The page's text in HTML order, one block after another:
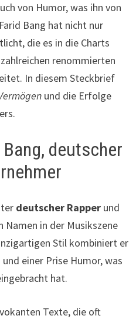
von Humor, was ihn von
Bang hat nicht nur
die es in die Charts
renommierten
In diesem Steckbrief
und die Erfolge
deutscher
deutscher Rapperund
Namen in der Musikszene
Stil kombiniert er
und einer Prise Humor, was
hat.
Texte, die oft